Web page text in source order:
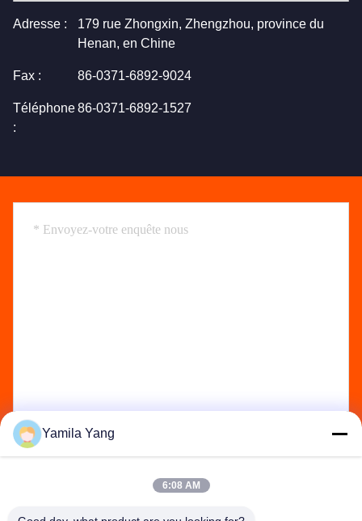
Adresse :
179 rue Zhongxin, Zhengzhou, province du
Henan, en Chine
Fax : 86-0371-6892-9024
Téléphone
:
86-0371-6892-1527
Yamila Yang
6:08 AM